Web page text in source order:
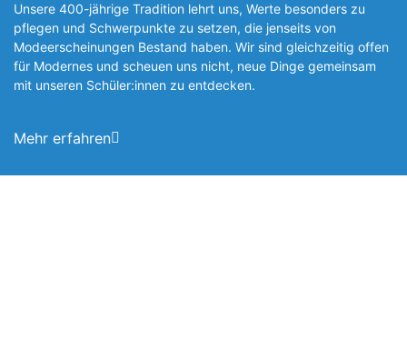
Unsere 400-jährige Tradition lehrt uns, Werte besonders zu
pflegen und Schwerpunkte zu setzen, die jen­seits von
Modeerscheinungen Be­stand haben. Wir sind gleichzeitig offen
für Modernes und scheuen uns nicht, neue Dinge gemeinsam
mit unseren Schüler:innen zu entde­cken.
Mehr erfahren